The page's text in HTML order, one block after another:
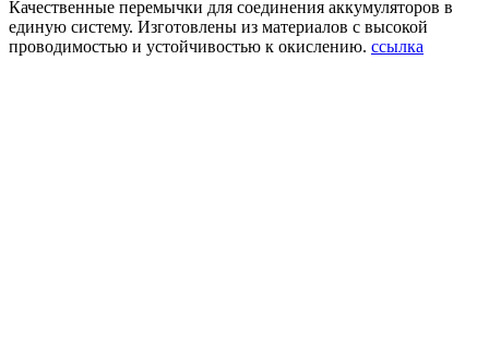
Качественные перемычки для соединения аккумуляторов в
единую систему. Изготовлены из материалов с высокой
проводимостью и устойчивостью к окислению. ссылка